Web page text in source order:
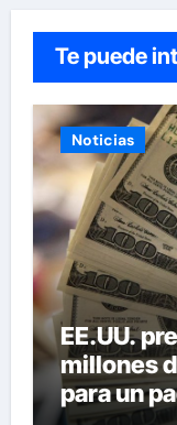
Te puede
Noticias
EE.UU.
millones
para un